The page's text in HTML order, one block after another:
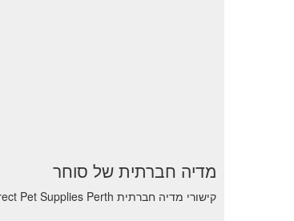
מדיה חברתית של סוחר
קישורי מדיה חברתית Direct Pet Supplies Perth